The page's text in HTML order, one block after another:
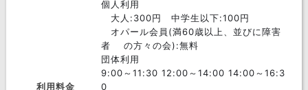
利用料金
個人利用
大人:300円 中学生以下:100円
オパール会員(満60歳以上、並びに障害
者 の方々の会):無料
団体利用
9:00～11:30 12:00～14:00 14:00～16:3
0